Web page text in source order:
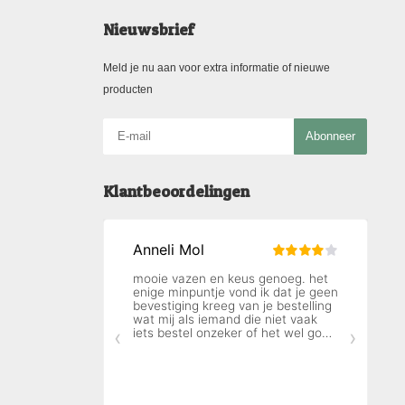
Nieuwsbrief
Meld je nu aan voor extra informatie of nieuwe
producten
Abonneer
Klantbeoordelingen